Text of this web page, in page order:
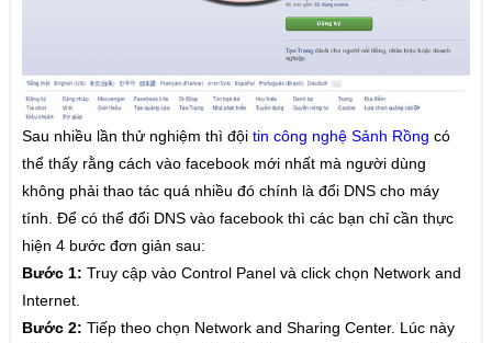
HƯỚNG DẪN
Hướng dẫn chung
Thông tin người chơi
Tải game điện thoại
Tải game IOS
Sau nhiều lần thử nghiệm thì đội tin công nghệ Sảnh Rồng có
thể thấy rằng cách vào facebook mới nhất mà người dùng
không phải thao tác quá nhiều đó chính là đổi DNS cho máy
tính. Để có thể đổi DNS vào facebook thì các bạn chỉ cần thực
hiện 4 bước đơn giản sau:
Bước 1: Truy cập vào Control Panel và click chọn Network and
Internet.
Bước 2: Tiếp theo chọn Network and Sharing Center. Lúc này